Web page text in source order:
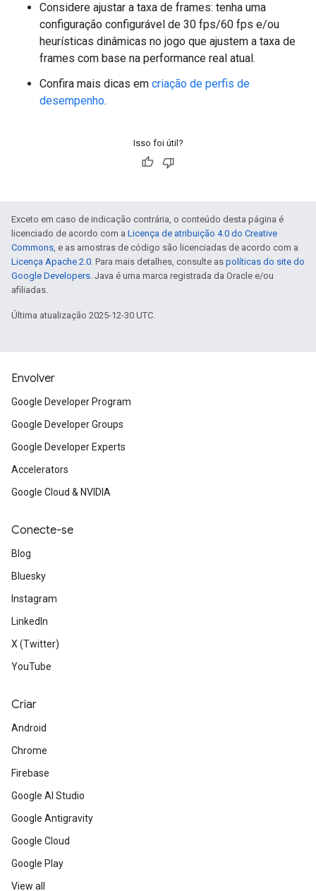
Considere ajustar a taxa de frames: tenha uma
configuração configurável de 30 fps/60 fps e/ou
heurísticas dinâmicas no jogo que ajustem a taxa de
frames com base na performance real atual.
Confira mais dicas em criação de perfis de
desempenho.
Isso foi útil?
Exceto em caso de indicação contrária, o conteúdo desta página é
licenciado de acordo com a Licença de atribuição 4.0 do Creative
Commons, e as amostras de código são licenciadas de acordo com a
Licença Apache 2.0. Para mais detalhes, consulte as políticas do site do
Google Developers. Java é uma marca registrada da Oracle e/ou
afiliadas.
Última atualização 2025-12-30 UTC.
Envolver
Google Developer Program
Google Developer Groups
Google Developer Experts
Accelerators
Google Cloud & NVIDIA
Conecte-se
Blog
Bluesky
Instagram
LinkedIn
X (Twitter)
YouTube
Criar
Android
Chrome
Firebase
Google AI Studio
Google Antigravity
Google Cloud
Google Play
View all